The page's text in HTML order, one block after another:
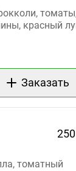
красный
Заказать
томатный